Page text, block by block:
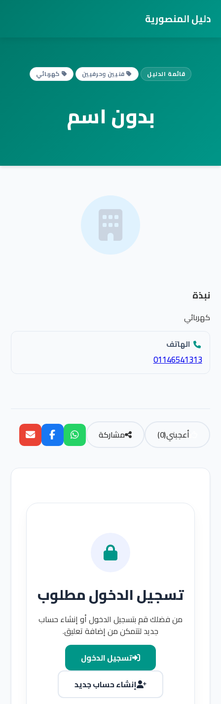
دليل المنصورية
قائمة الدليل فنيين وحرفيين كهربائي
بدون اسم
نبذة
كهربائي
الهاتف
01146541313
أعجبني(
0
) مشاركة
تسجيل الدخول مطلوب
من فضلك قم بتسجيل الدخول أو إنشاء حساب
جديد لتتمكن من إضافة تعليق.
تسجيل الدخول
إنشاء حساب جديد